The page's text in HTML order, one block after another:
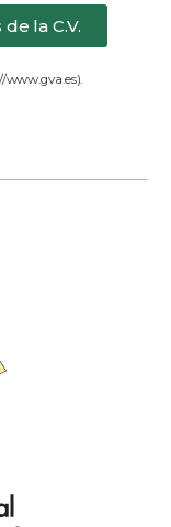
la C.V.
www.gva.es).